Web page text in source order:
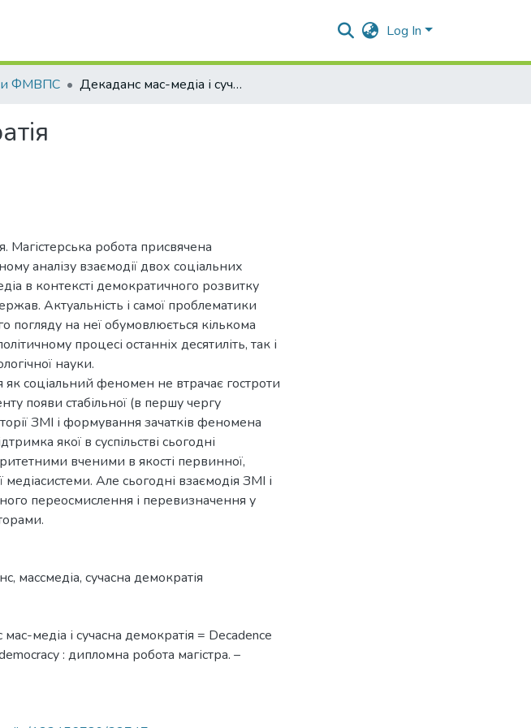
Log In
ФМВПС Декаданс мас-медіа і сучасна демократія
Магістерська робота присвячена
аналізу взаємодії двох соціальних
в контексті демократичного розвитку
Актуальність і самої проблематики
погляду на неї обумовлюється кількома
процесі останніх десятиліть, так і
науки.
як соціальний феномен не втрачає гостроти
появи стабільної (в першу чергу
ЗМІ і формування зачатків феномена
якої в суспільстві сьогодні
вченими в якості первинної,
Але сьогодні взаємодія ЗМІ і
переосмислення і перевизначення у
, маccмедіа, сучасна демократія
медіа і сучасна демократія = Decadence
: дипломна робота магістра. –